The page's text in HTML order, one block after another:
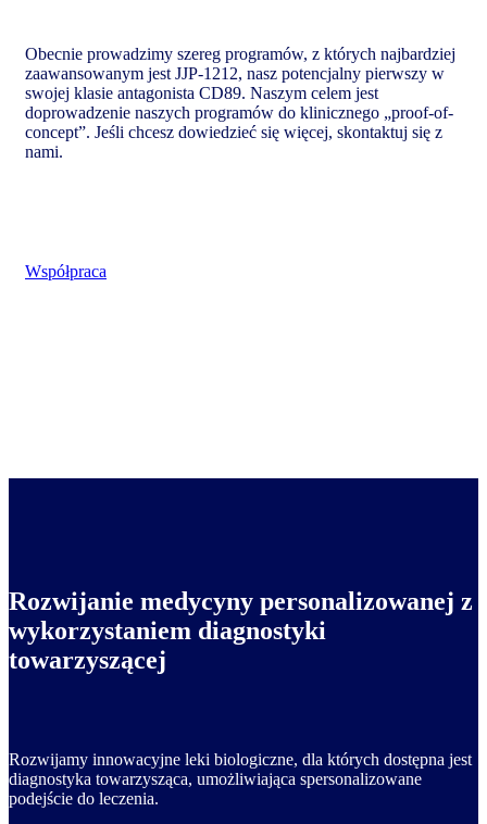
Obecnie prowadzimy szereg programów, z których najbardziej
zaawansowanym jest JJP-1212, nasz potencjalny pierwszy w
swojej klasie antagonista CD89. Naszym celem jest
doprowadzenie naszych programów do klinicznego „proof-of-
concept”. Jeśli chcesz dowiedzieć się więcej, skontaktuj się z
nami.
Współpraca
Rozwijanie medycyny personalizowanej z
wykorzystaniem diagnostyki
towarzyszącej
Rozwijamy innowacyjne leki biologiczne, dla których dostępna jest
diagnostyka towarzysząca, umożliwiająca spersonalizowane
podejście do leczenia.